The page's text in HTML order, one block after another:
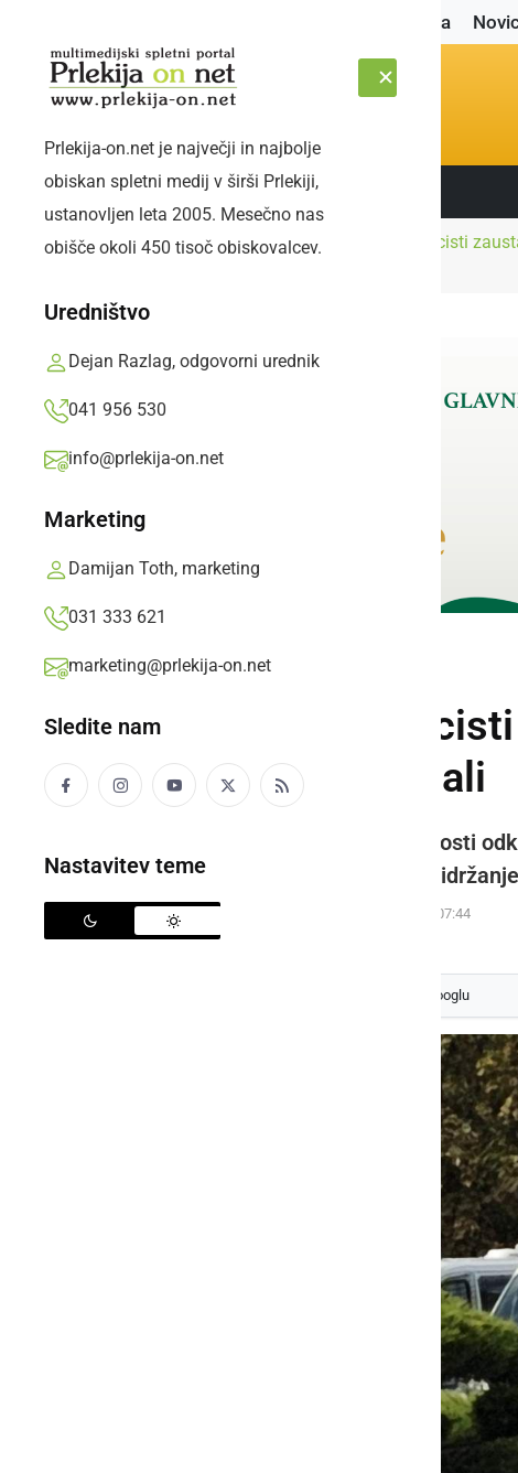
Naslovnica
SOBOTA, 8. AVGUST 2026 Sledite nam:
Prlekija-on.net je največji in najbolje
obiskan spletni medij v širši Prlekiji,
ustanovljen leta 2005. Mesečno nas
obišče okoli 450 tisoč obiskovalcev.
Uredništvo
Dejan Razlag, odgovorni urednik
041 956 530
info@prlekija-on.net
Marketing
Damijan Toth, marketing
031 333 621
marketing@prlekija-on.net
Sledite nam
Nastavitev teme
Naslovnica
Črna
Ljutomerski policisti
ČRNA KRONIKA
Ljutomerski policisti
zato so ga pridržali
Voznik je preizkus alkoholiziranosti
prisilna sredstva ter odrejeno
Prlekija-on.net, ponedeljek, 25. november 2024 ob 07:44
kot svoj prednostni vir na Googlu